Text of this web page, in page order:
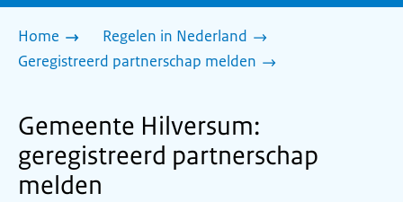
Home
Regelen in Nederland
Geregistreerd partnerschap melden
Gemeente Hilversum:
geregistreerd partnerschap
melden